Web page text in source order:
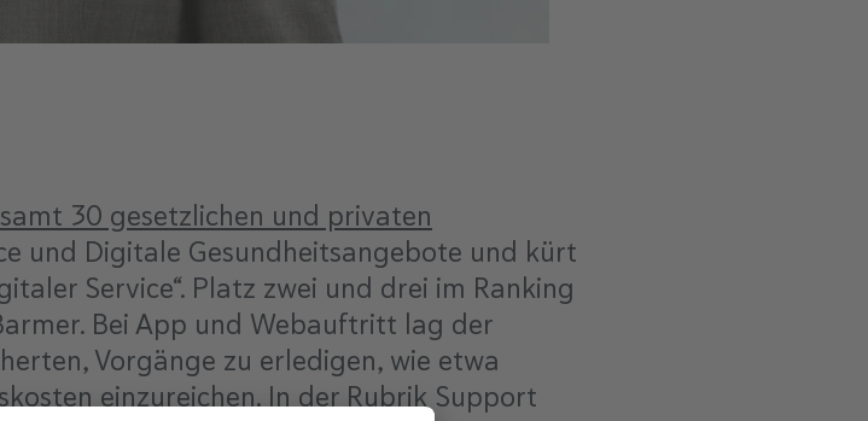
30 gesetzlichen und privaten
und Digitale Gesundheitsangebote und kürt
Service“. Platz zwei und drei im Ranking
Bei App und Webauftritt lag der
Vorgänge zu erledigen, wie etwa
einzureichen. In der Rubrik Support